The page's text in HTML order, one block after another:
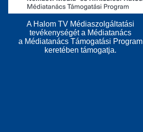
A Halom TV Médiaszolgáltatási
tevékenységét a Médiatanács
a Médiatanács Támogatási Program
keretében támogatja.